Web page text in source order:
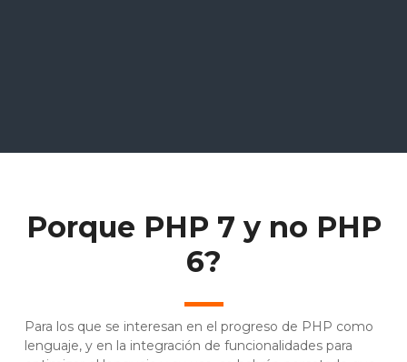
Porque PHP 7 y no PHP
6?
Para los que se interesan en el progreso de PHP como
lenguaje, y en la integración de funcionalidades para